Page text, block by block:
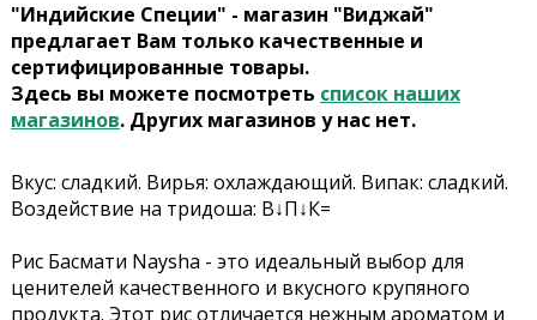
"Индийские Специи" - магазин "Виджай"
предлагает Вам только качественные и
сертифицированные товары.
Здесь вы можете посмотреть список наших
магазинов. Других магазинов у нас нет.
Вкус: сладкий. Вирья: охлаждающий. Випак: сладкий.
Воздействие на тридоша: В↓П↓К=
Рис Басмати Naysha - это идеальный выбор для
ценителей качественного и вкусного крупяного
продукта. Этот рис отличается нежным ароматом и